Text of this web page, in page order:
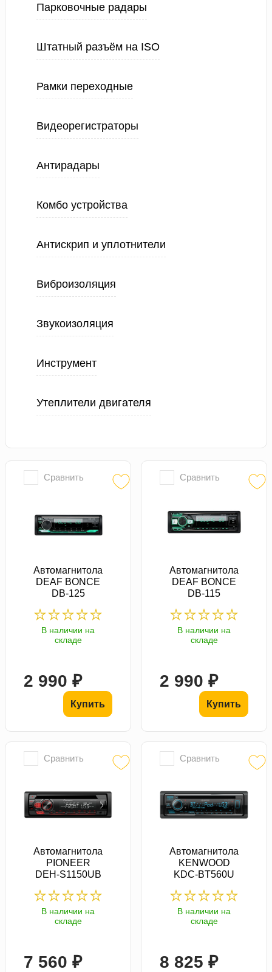
Парковочные радары
Штатный разъём на ISO
Рамки переходные
Видеорегистраторы
Антирадары
Комбо устройства
Антискрип и уплотнители
Виброизоляция
Звукоизоляция
Инструмент
Утеплители двигателя
Сравнить
Автомагнитола
DEAF BONCE
DB-125
В наличии на
складе
2 990 ₽
Купить
Сравнить
Автомагнитола
DEAF BONCE
DB-115
В наличии на
складе
2 990 ₽
Купить
Сравнить
Автомагнитола
PIONEER
DEH-S1150UB
В наличии на
складе
7 560 ₽
Сравнить
Автомагнитола
KENWOOD
KDC-BT560U
В наличии на
складе
8 825 ₽